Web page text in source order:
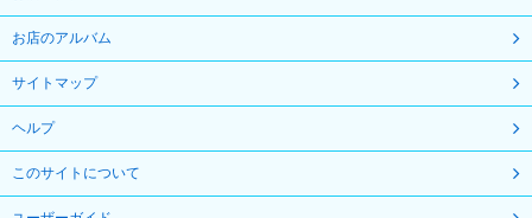
お店のアルバム
サイトマップ
ヘルプ
このサイトについて